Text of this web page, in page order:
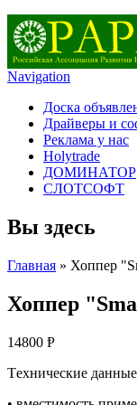
Navigation
Доска
Драйверы и
Реклама у нас
Holytrade
ДОМИНАТОР
СЛОТСОФТ
Вы здесь
Главная » Хоппер
Хоппер
14800 Ᵽ
Tехнические